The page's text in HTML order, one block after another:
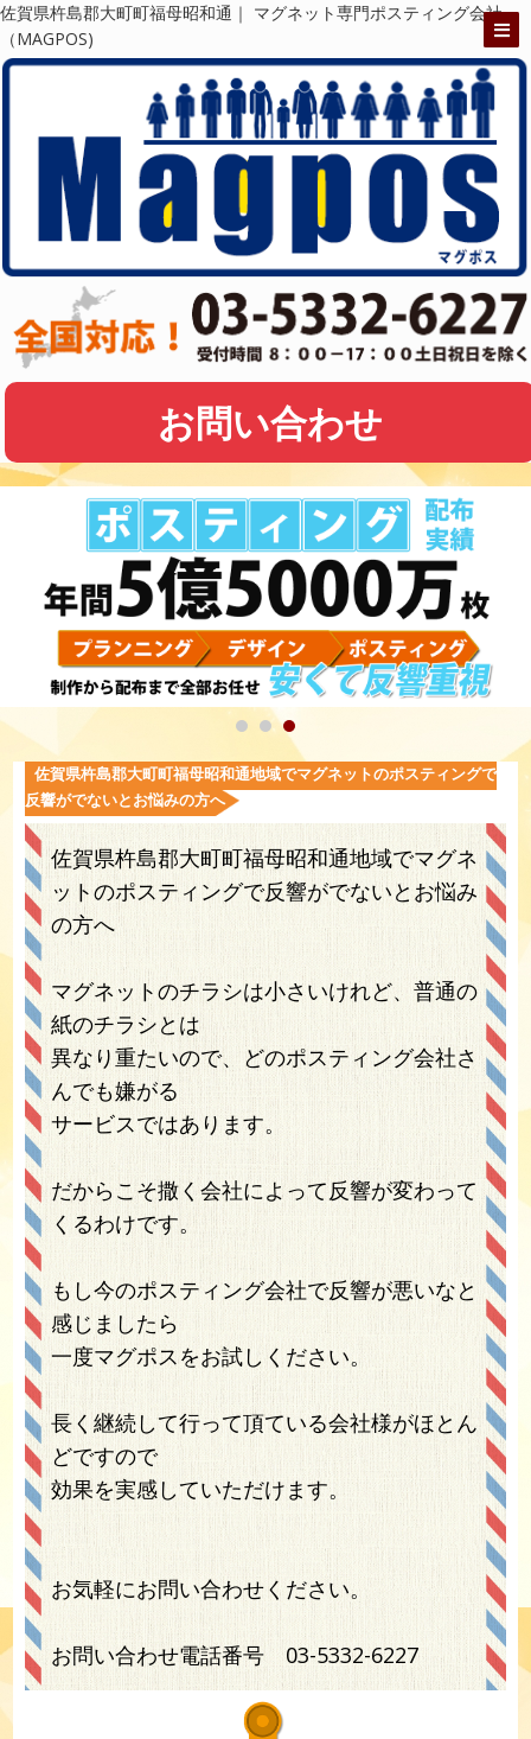
佐賀県杵島郡大町町福母昭和通｜ マグネット専門ポスティング会社
（MAGPOS)
お問い合わせ
佐賀県杵島郡大町町福母昭和通地域でマグネットのポスティングで
反響がでないとお悩みの方へ
佐賀県杵島郡大町町福母昭和通地域でマグネ
ットのポスティングで反響がでないとお悩み
の方へ
マグネットのチラシは小さいけれど、普通の
紙のチラシとは
異なり重たいので、どのポスティング会社さ
んでも嫌がる
サービスではあります。
だからこそ撒く会社によって反響が変わって
くるわけです。
もし今のポスティング会社で反響が悪いなと
感じましたら
一度マグポスをお試しください。
長く継続して行って頂ている会社様がほとん
どですので
効果を実感していただけます。
お気軽にお問い合わせください。
お問い合わせ電話番号 03-5332-6227